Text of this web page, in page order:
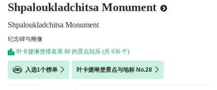
Shpaloukladchitsa Monument
Shpaloukladchitsa Monument
纪念碑与雕像
叶卡捷琳堡排名第 80 的景点玩乐 (共 636 个)
入选1个榜单 叶卡捷琳堡景点与地标 No.28